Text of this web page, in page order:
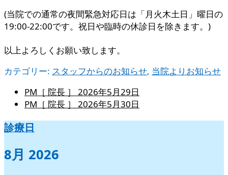
(当院での通常の夜間緊急対応日は「月火木土日」曜日の
19:00-22:00です。祝日や臨時の休診日を除きます。)
以上よろしくお願い致します。
カテゴリー: スタッフからのお知らせ, 当院よりお知らせ
PM［ 院長 ］ 2026年5月29日
PM［ 院長 ］ 2026年5月30日
診療日
8月 2026